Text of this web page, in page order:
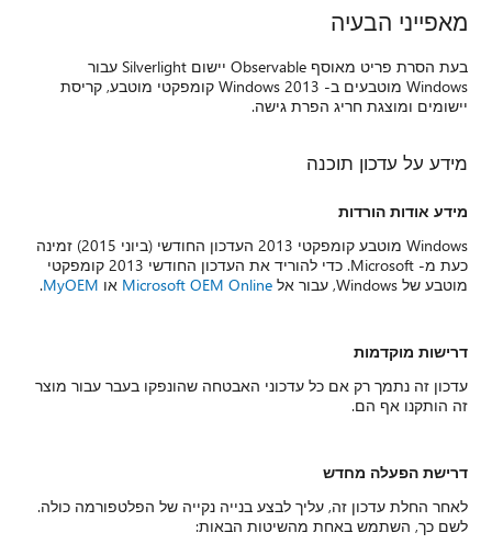
מאפייני הבעיה
בעת הסרת פריט מאוסף Observable יישום Silverlight עבור
Windows מוטבעים ב- Windows 2013 קומפקטי מוטבע, קריסת
יישומים ומוצגת חריג הפרת גישה.
מידע על עדכון תוכנה
מידע אודות הורדות
Windows מוטבע קומפקטי 2013 העדכון החודשי (ביוני 2015) זמינה
כעת מ- Microsoft. כדי להוריד את העדכון החודשי 2013 קומפקטי
מוטבע של Windows, עבור אל
Microsoft OEM Online או MyOEM
.
דרישות מוקדמות
עדכון זה נתמך רק אם כל עדכוני האבטחה שהונפקו בעבר עבור מוצר
זה הותקנו אף הם.
דרישת הפעלה מחדש
לאחר החלת עדכון זה, עליך לבצע בנייה נקייה של הפלטפורמה כולה.
לשם כך, השתמש באחת מהשיטות הבאות: